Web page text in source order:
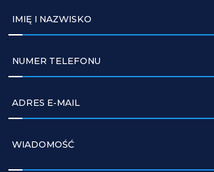
IMIĘ I NAZWISKO
NUMER TELEFONU
ADRES E-MAIL
WIADOMOŚĆ